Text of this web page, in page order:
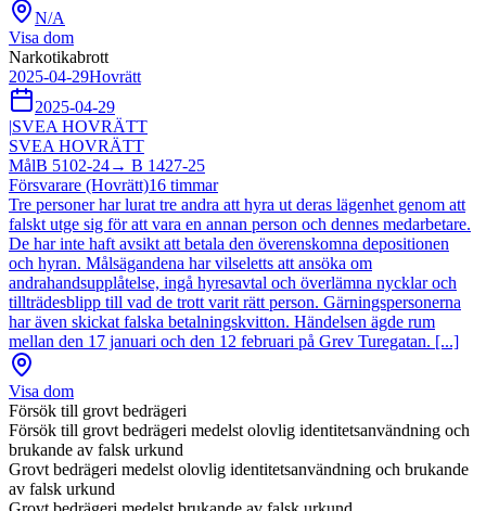
N/A
Visa dom
Narkotikabrott
2025-04-29Hovrätt
2025-04-29
|SVEA HOVRÄTT
SVEA HOVRÄTT
MålB 5102-24→ B 1427-25
Försvarare (Hovrätt)16 timmar
Tre personer har lurat tre andra att hyra ut deras lägenhet genom att
falskt utge sig för att vara en annan person och dennes medarbetare.
De har inte haft avsikt att betala den överenskomna depositionen
och hyran. Målsägandena har vilseletts att ansöka om
andrahandsupplåtelse, ingå hyresavtal och överlämna nycklar och
tillträdesblipp till vad de trott varit rätt person. Gärningspersonerna
har även skickat falska betalningskvitton. Händelsen ägde rum
mellan den 17 januari och den 12 februari på Grev Turegatan. [...]
Visa dom
Försök till grovt bedrägeri
Försök till grovt bedrägeri medelst olovlig identitetsanvändning och
brukande av falsk urkund
Grovt bedrägeri medelst olovlig identitetsanvändning och brukande
av falsk urkund